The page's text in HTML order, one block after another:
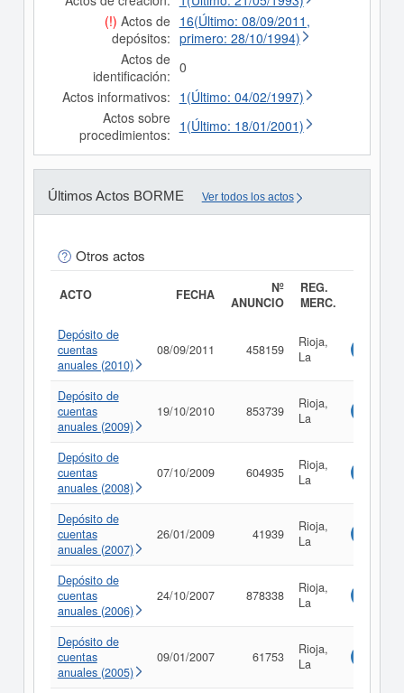
(!) Actos de
depósitos:
16(Último: 08/09/2011,
primero: 28/10/1994)
Actos de
identificación: 0
Actos informativos: 1(Último: 04/02/1997)
Actos sobre
procedimientos: 1(Último: 18/01/2001)
Últimos Actos BORME Ver todos los actos
Otros actos
ACTO FECHA
Nº
ANUNCIO
REG.
MERC.
Depósito de
cuentas
anuales (2010)
08/09/2011 458159
Rioja,
La
Depósito de
cuentas
anuales (2009)
19/10/2010 853739
Rioja,
La
Depósito de
cuentas
anuales (2008)
07/10/2009 604935
Rioja,
La
Depósito de
cuentas
anuales (2007)
26/01/2009 41939
Rioja,
La
Depósito de
cuentas
anuales (2006)
24/10/2007 878338
Rioja,
La
Depósito de
cuentas
anuales (2005)
09/01/2007 61753
Rioja,
La